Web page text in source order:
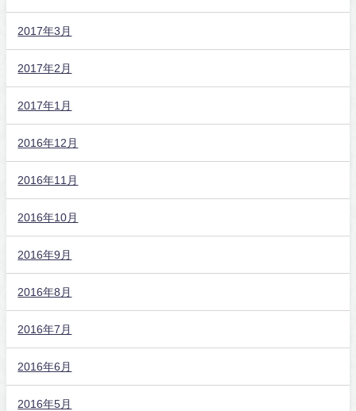
2017年3月
2017年2月
2017年1月
2016年12月
2016年11月
2016年10月
2016年9月
2016年8月
2016年7月
2016年6月
2016年5月